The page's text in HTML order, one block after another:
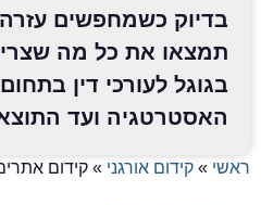
בדיוק כשמחפשים
תמצאו את כל מה
בגוגל לעורכי דין
האסטרטגיה ועד
ראשי»קידום אורגני»קידום אתרים